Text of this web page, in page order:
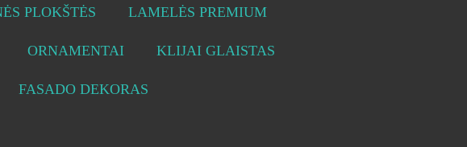
PLOKŠTĖS LAMELĖS PREMIUM
ORNAMENTAI KLIJAI GLAISTAS
FASADO DEKORAS